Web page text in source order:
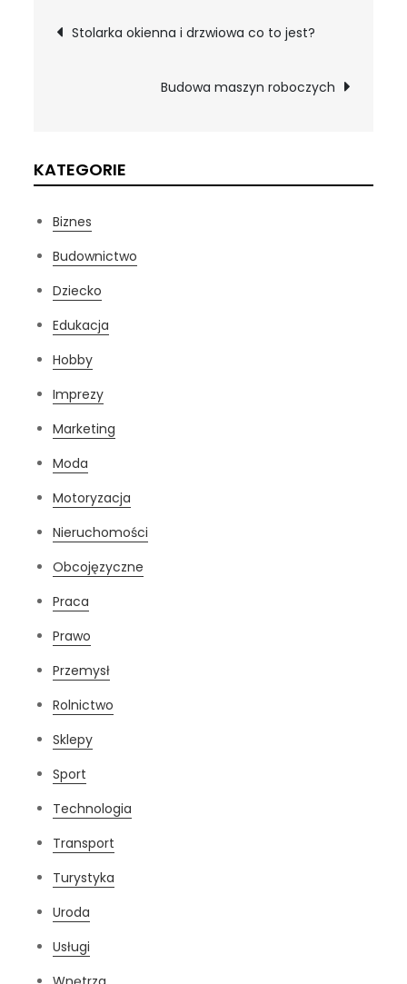
Nawigacja
wpisu
Stolarka okienna i drzwiowa co to jest?
Budowa maszyn roboczych
KATEGORIE
Biznes
Budownictwo
Dziecko
Edukacja
Hobby
Imprezy
Marketing
Moda
Motoryzacja
Nieruchomości
Obcojęzyczne
Praca
Prawo
Przemysł
Rolnictwo
Sklepy
Sport
Technologia
Transport
Turystyka
Uroda
Usługi